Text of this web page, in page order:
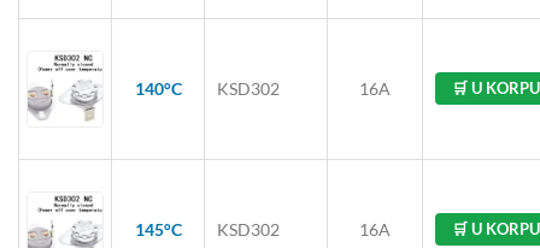
140°C KSD302 16A 🛒 U KORPU
145°C KSD302 16A 🛒 U KORPU